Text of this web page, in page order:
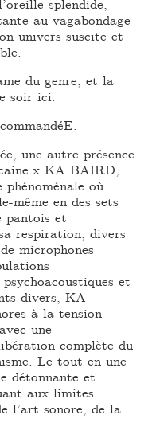
au vagabondage
univers suscite et
du genre, et la
soir ici.
une autre présence
KA BAIRD,
où
même en des sets
pantois et
respiration, divers
microphones
et
divers, KA
à la tension
une
complète du
Le tout en une
détonnante et
aux limites
l’art sonore, de la